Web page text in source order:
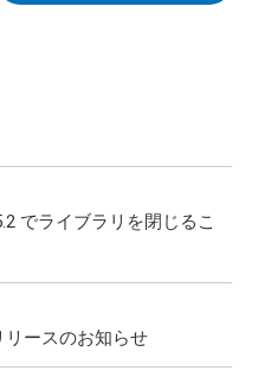
でライブラリを閉じるこ
リースのお知らせ